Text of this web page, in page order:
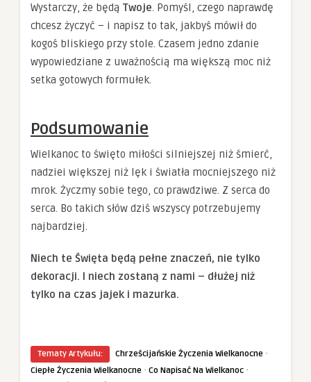
Wystarczy, że będą Twoje. Pomyśl, czego naprawdę
chcesz życzyć – i napisz to tak, jakbyś mówił do
kogoś bliskiego przy stole. Czasem jedno zdanie
wypowiedziane z uważnością ma większą moc niż
setka gotowych formułek.
Podsumowanie
Wielkanoc to święto miłości silniejszej niż śmierć,
nadziei większej niż lęk i światła mocniejszego niż
mrok. Życzmy sobie tego, co prawdziwe. Z serca do
serca. Bo takich słów dziś wszyscy potrzebujemy
najbardziej.
Niech te Święta będą pełne znaczeń, nie tylko
dekoracji. I niech zostaną z nami – dłużej niż
tylko na czas jajek i mazurka.
Tematy Artykułu: Chrześcijańskie Życzenia Wielkanocne ·
Ciepłe Życzenia Wielkanocne · Co Napisać Na Wielkanoc ·